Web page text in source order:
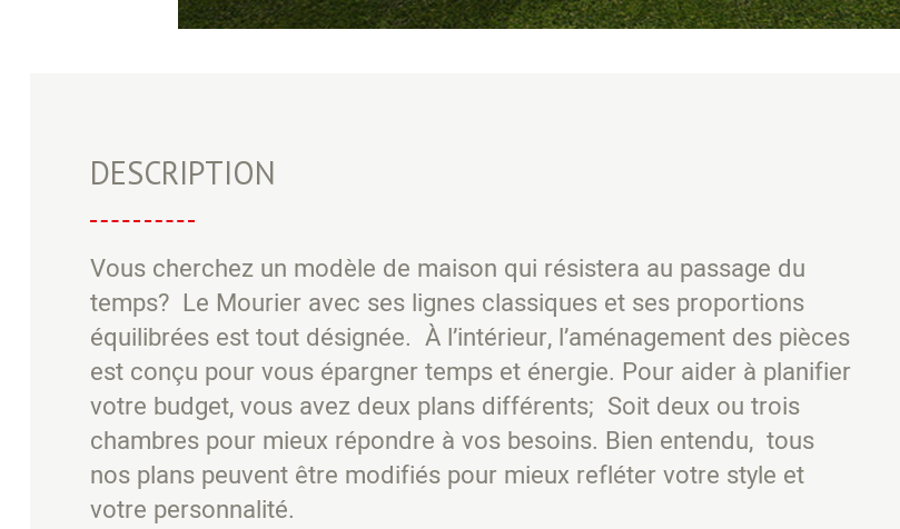
DESCRIPTION
Vous cherchez un modèle de maison qui résistera au passage du
temps? Le Mourier avec ses lignes classiques et ses proportions
équilibrées est tout désignée. À l’intérieur, l’aménagement des pièces
est conçu pour vous épargner temps et énergie. Pour aider à planifier
votre budget, vous avez deux plans différents; Soit deux ou trois
chambres pour mieux répondre à vos besoins. Bien entendu, tous
nos plans peuvent être modifiés pour mieux refléter votre style et
votre personnalité.